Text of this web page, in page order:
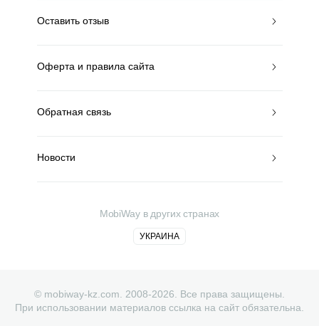
Оставить отзыв
Оферта и правила сайта
Обратная связь
Новости
MobiWay в других странах
УКРАИНА
© mobiway-kz.com. 2008-2026. Все права защищены.
При использовании материалов ссылка на сайт обязательна.